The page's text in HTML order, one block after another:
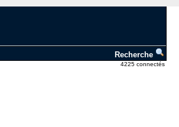
Recherche
4225 connectés